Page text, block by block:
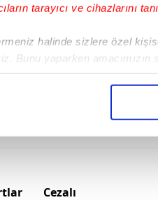
tarayıcı ve cihazlarını
halinde sizlere özel
Bunu yaparken
adına elimizden gelen
sunabilmek için İnternet
çeşitli kişisel verileriniz
Diğer çerezler,
Cezalı